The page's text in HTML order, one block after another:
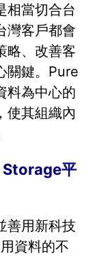
相當切合台
灣客戶都會
略、改善客
關鍵。Pure
料為中心的
使其組織內
Storage平
善用新科技
資料的不